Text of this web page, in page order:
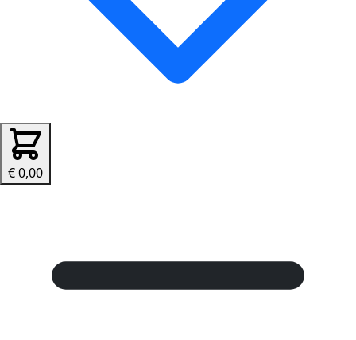
€ 0,00